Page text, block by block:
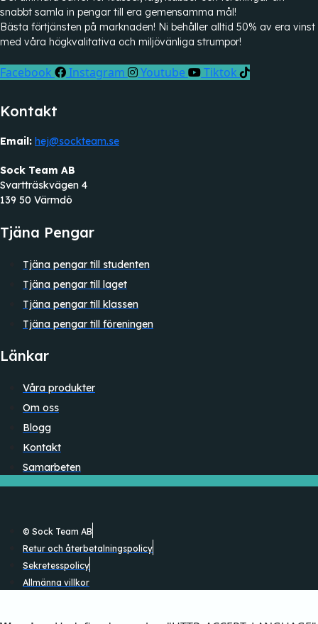
snabbt samla in pengar till era gemensamma mål!
Bästa förtjänsten på marknaden! Ni behåller alltid 50% av era vinst
med våra högkvalitativa och miljövänliga strumpor!
Facebook Instagram Youtube Tiktok
Kontakt
Email: hej@sockteam.se
Sock Team AB
Svartträskvägen 4
139 50 Värmdö
Tjäna Pengar
Tjäna pengar till studenten
Tjäna pengar till laget
Tjäna pengar till klassen
Tjäna pengar till föreningen
Länkar
Våra produkter
Om oss
Blogg
Kontakt
Samarbeten
© Sock Team AB
Retur och återbetalningspolicy
Sekretesspolicy
Allmänna villkor